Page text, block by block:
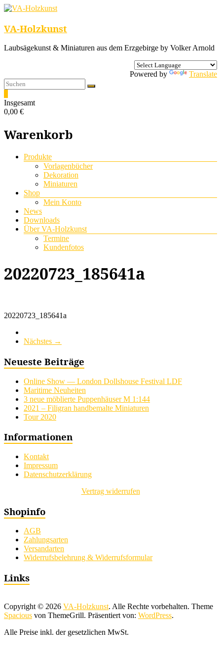
VA-Holzkunst
Laubsägekunst & Miniaturen aus dem Erzgebirge by Volker Arnold
Powered by Translate
Insgesamt
0,00 €
Warenkorb
Menü
Produkte
Vorlagenbücher
Dekoration
Miniaturen
Shop
Mein Konto
News
Downloads
Über VA-Holzkunst
Termine
Kundenfotos
20220723_185641a
20220723_185641a
Nächstes →
Neueste Beiträge
Online Show — London Dollshouse Festival LDF
Maritime Neuheiten
3 neue möblierte Puppenhäuser M 1:144
2021 – Filigran handbemalte Miniaturen
Tour 2020
Informationen
Kontakt
Impressum
Datenschutzerklärung
Vertrag widerrufen
Shopinfo
AGB
Zahlungsarten
Versandarten
Widerrufsbelehrung & Widerrufsformular
Links
Copyright © 2026 VA-Holzkunst. Alle Rechte vorbehalten. Theme
Spacious von ThemeGrill. Präsentiert von: WordPress.
Alle Preise inkl. der gesetzlichen MwSt.